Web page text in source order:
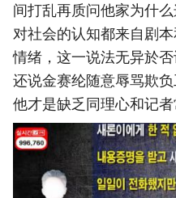
间打乱再质问他家为什
对社会的认知都来自剧
情绪，这一说法无异於
还说金赛纶随意辱骂欺
他才是缺乏同理心和记者